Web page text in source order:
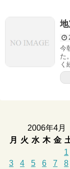
今
た
く
2006年4月
月
火 水 木 金
1
3
4 5 6 7 8